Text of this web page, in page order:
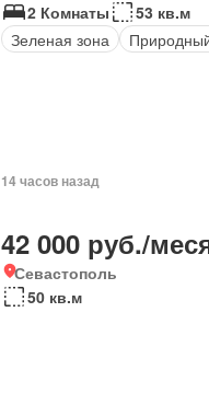
2 Комнаты
53 кв.м
Зеленая зона
14 часов назад
42 000 руб./
Севастополь
50 кв.м